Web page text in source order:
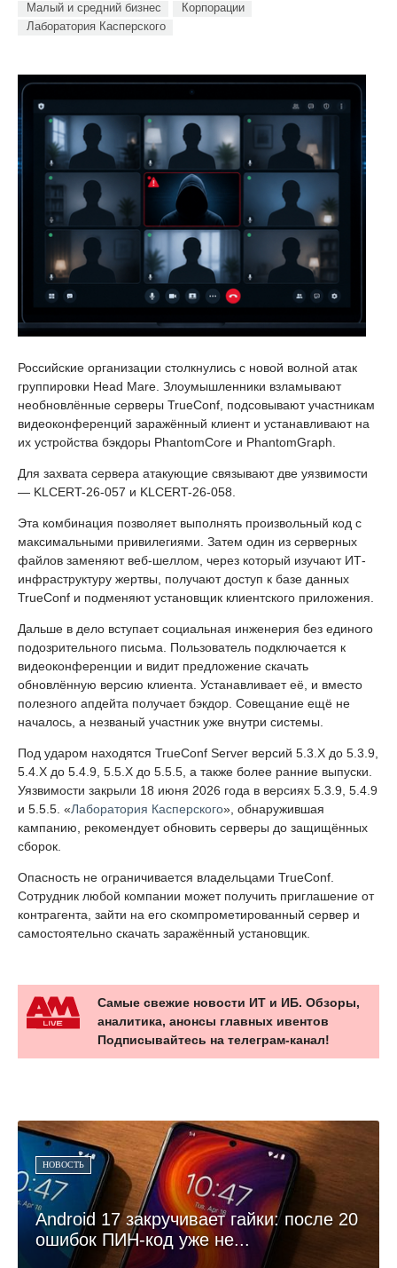
Малый и средний бизнес
Корпорации
Лаборатория Касперского
Российские организации столкнулись с новой волной атак
группировки Head Mare. Злоумышленники взламывают
необновлённые серверы TrueConf, подсовывают участникам
видеоконференций заражённый клиент и устанавливают на
их устройства бэкдоры PhantomCore и PhantomGraph.
Для захвата сервера атакующие связывают две уязвимости
— KLCERT-26-057 и KLCERT-26-058.
Эта комбинация позволяет выполнять произвольный код с
максимальными привилегиями. Затем один из серверных
файлов заменяют веб-шеллом, через который изучают ИТ-
инфраструктуру жертвы, получают доступ к базе данных
TrueConf и подменяют установщик клиентского приложения.
Дальше в дело вступает социальная инженерия без единого
подозрительного письма. Пользователь подключается к
видеоконференции и видит предложение скачать
обновлённую версию клиента. Устанавливает её, и вместо
полезного апдейта получает бэкдор. Совещание ещё не
началось, а незваный участник уже внутри системы.
Под ударом находятся TrueConf Server версий 5.3.X до 5.3.9,
5.4.X до 5.4.9, 5.5.X до 5.5.5, а также более ранние выпуски.
Уязвимости закрыли 18 июня 2026 года в версиях 5.3.9, 5.4.9
и 5.5.5. «Лаборатория Касперского», обнаружившая
кампанию, рекомендует обновить серверы до защищённых
сборок.
Опасность не ограничивается владельцами TrueConf.
Сотрудник любой компании может получить приглашение от
контрагента, зайти на его скомпрометированный сервер и
самостоятельно скачать заражённый установщик.
Самые свежие новости ИТ и ИБ. Обзоры,
аналитика, анонсы главных ивентов
Подписывайтесь на телеграм-канал!
НОВОСТЬ
Android 17 закручивает гайки: после 20
ошибок ПИН-код уже не...